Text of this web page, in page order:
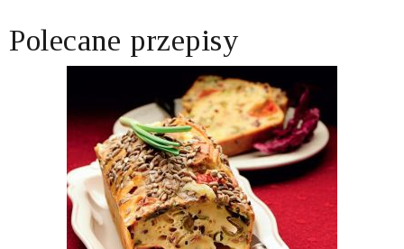
Polecane przepisy